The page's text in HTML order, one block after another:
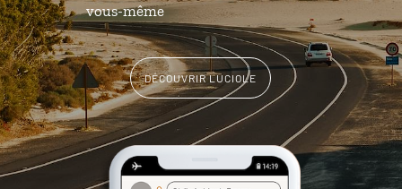
vous-même
DÉCOUVRIR LUCIOLE